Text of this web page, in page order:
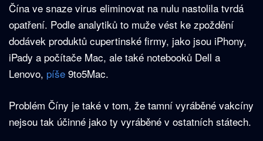
Čína ve snaze virus eliminovat na nulu nastolila tvrdá
opatření. Podle analytiků to muže vést ke zpoždění
dodávek produktů cupertinské firmy, jako jsou iPhony,
iPady a počítače Mac, ale také notebooků Dell a
Lenovo, píše 9to5Mac.
Problém Číny je také v tom, že tamní vyráběné vakcíny
nejsou tak účinné jako ty vyráběné v ostatních státech.